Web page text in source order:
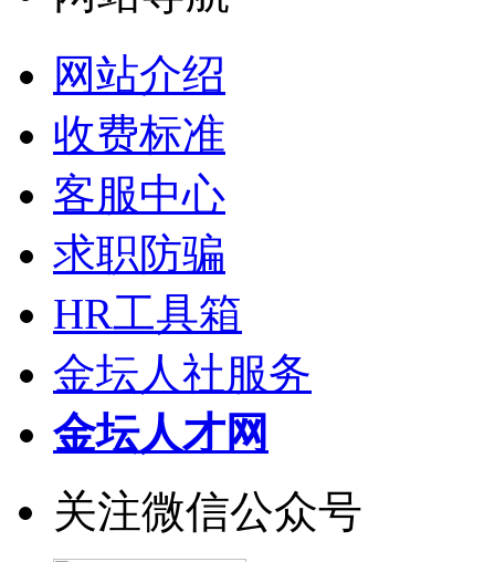
网站介绍
收费标准
客服中心
求职防骗
HR工具箱
金坛人社服务
金坛人才网
关注微信公众号